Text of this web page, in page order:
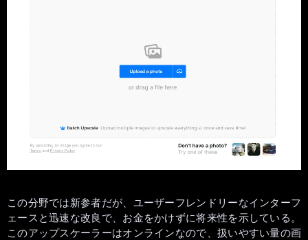
この分野では新参者だが、ユーザーフレンドリーなインターフ
ェースと迅速な改良で、お金をかけずに将来性を示している。
このアップスケーラーはオンラインなので、扱いやすい量の画